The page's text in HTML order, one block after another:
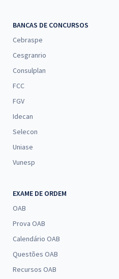
BANCAS DE CONCURSOS
Cebraspe
Cesgranrio
Consulplan
FCC
FGV
Idecan
Selecon
Uniase
Vunesp
EXAME DE ORDEM
OAB
Prova OAB
Calendário OAB
Questões OAB
Recursos OAB